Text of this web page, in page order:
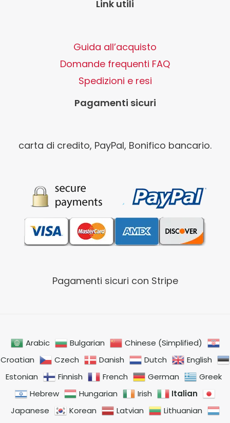
Link utili
Guida all’acquisto
Domande frequenti FAQ
Spedizioni e resi
Pagamenti sicuri
carta di credito, PayPal, Bonifico bancario.
Pagamenti sicuri con Stripe
Arabic Bulgarian
Chinese (Simplified)
Croatian
Czech Danish Dutch
English
Estonian
Finnish French German
Greek
Hebrew
Hungarian Irish
Italian
Japanese
Korean Latvian
Lithuanian